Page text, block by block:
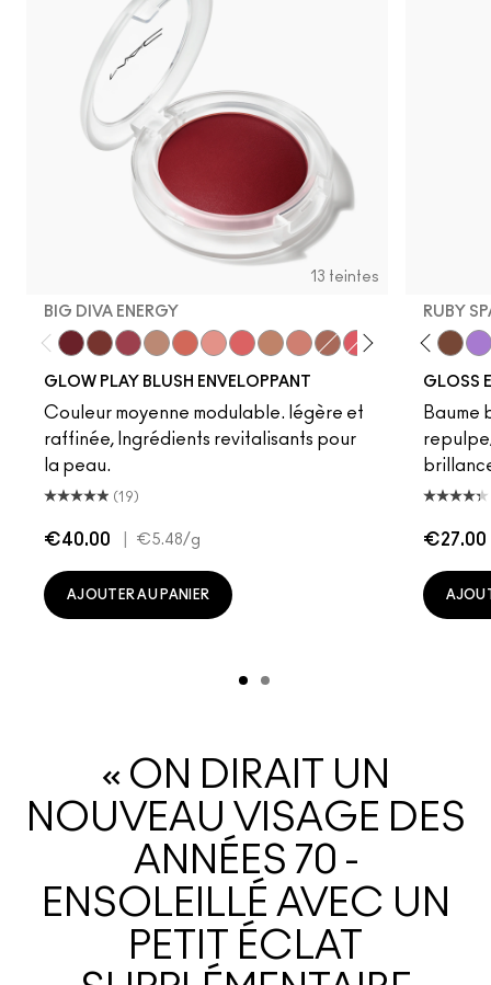
13 teintes
BIG DIVA ENERGY
GLOW PLAY BLUSH ENVELOPPANT
Couleur moyenne modulable. légère et
raffinée, Ingrédients revitalisants pour
la peau.
(19)
€40.00 €5.48/g
AJOUTER AU PANIER
RUBY
GLOSS
Baume
€27.00
« ON DIRAIT UN
NOUVEAU VISAGE DES
ANNÉES 70 -
ENSOLEILLÉ AVEC UN
PETIT ÉCLAT